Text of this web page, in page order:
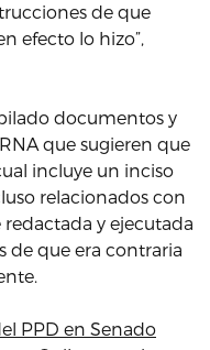
de que
efecto lo hizo”,
documentos y
que sugieren que
incluye un inciso
relacionados con
y ejecutada
de que era contraria
PPD en Senado